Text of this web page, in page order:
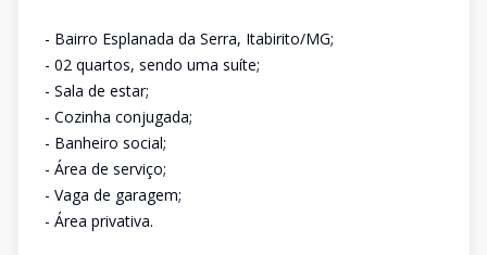
- Bairro Esplanada da Serra, Itabirito/MG;
- 02 quartos, sendo uma suíte;
- Sala de estar;
- Cozinha conjugada;
- Banheiro social;
- Área de serviço;
- Vaga de garagem;
- Área privativa.